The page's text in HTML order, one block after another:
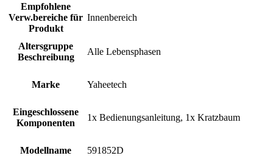
Empfohlene
Verw.bereiche für
Produkt
Innenbereich
Altersgruppe
Beschreibung
Alle Lebensphasen
Marke Yaheetech
Eingeschlossene
Komponenten
1x Bedienungsanleitung, 1x Kratzbaum
Modellname 591852D